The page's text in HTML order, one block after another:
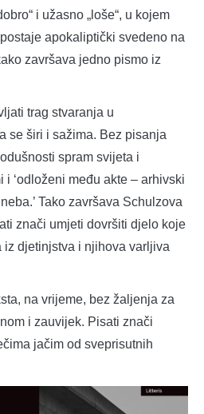
i užasno „loše“, u kojem
apokaliptički svedeno na
završava jedno pismo iz
trag stvaranja u
se širi i sažima. Bez pisanja
spram svijeta i
‘odloženi među akte – arhivski
Tako završava Schulzova
znači umjeti dovršiti djelo koje
djetinjstva i njihova varljiva
na vrijeme, bez žaljenja za
i zauvijek. Pisati znači
jačim od sveprisutnih